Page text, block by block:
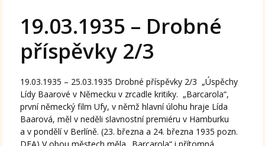
19.03.1935 – Drobné
příspěvky 2/3
19.03.1935 – 25.03.1935 Drobné příspěvky 2/3 „Úspěchy
Lídy Baarové v Německu v zrcadle kritiky. „Barcarola“,
první německý film Ufy, v němž hlavní úlohu hraje Lída
Baarová, měl v neděli slavnostní premiéru v Hamburku
a v pondělí v Berlíně. (23. března a 24. března 1935 pozn.